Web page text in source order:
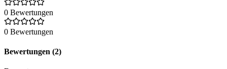
0 Bewertungen
0 Bewertungen
Bewertungen (2)